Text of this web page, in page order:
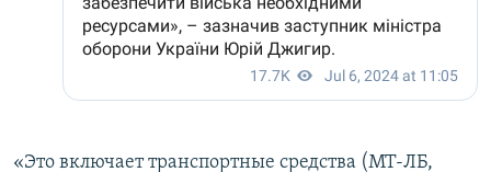
«Это включает транспортные средства (МТ-ЛБ,